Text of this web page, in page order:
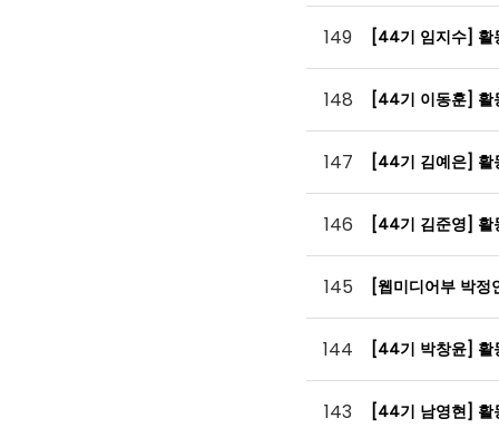
149 [44기 임지수]
148 [44기 이동훈]
147 [44기 김예은]
146 [44기 김준영]
145 [웹미디어부 박
144 [44기 박창윤]
143 [44기 남영현]